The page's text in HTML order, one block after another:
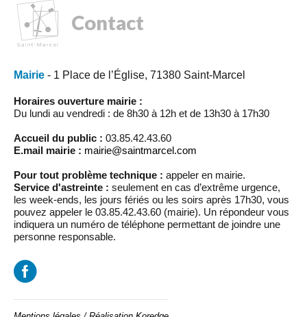
Contact
Mairie - 1 Place de l’Église, 71380 Saint-Marcel
Horaires ouverture mairie :
Du lundi au vendredi : de 8h30 à 12h et de 13h30 à 17h30
Accueil du public : 03.85.42.43.60
E.mail mairie : mairie@saintmarcel.com
Pour tout problème technique : appeler en mairie.
Service d'astreinte : seulement en cas d’extrême urgence,
les week-ends, les jours fériés ou les soirs après 17h30, vous
pouvez appeler le 03.85.42.43.60 (mairie). Un répondeur vous
indiquera un numéro de téléphone permettant de joindre une
personne responsable.